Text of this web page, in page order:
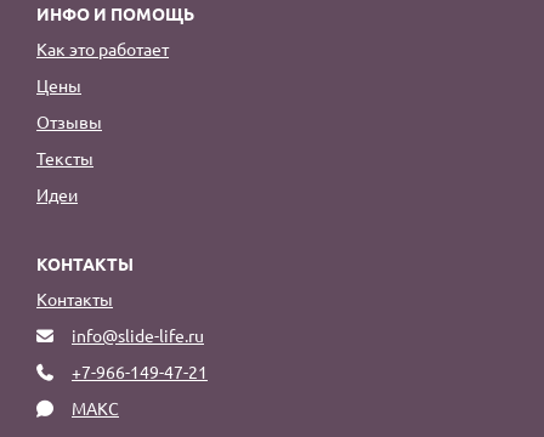
ИНФО И ПОМОЩЬ
Как это работает
Цены
Отзывы
Тексты
Идеи
КОНТАКТЫ
Контакты
info@slide-life.ru
+7-966-149-47-21
МАКС